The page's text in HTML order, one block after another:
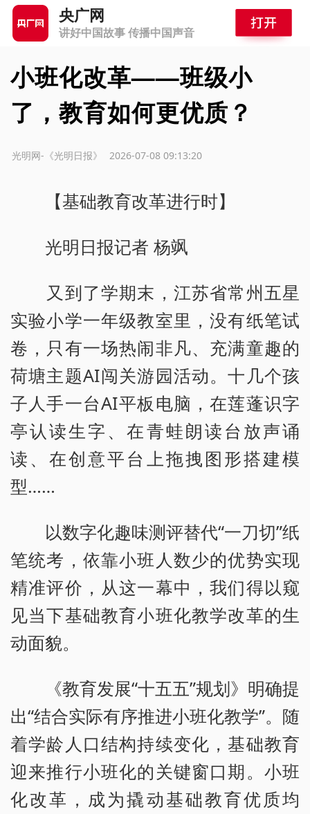
央广网
讲好中国故事 传播中国声音
小班化改革——班级小
了，教育如何更优质？
2026-07-08 09:13:20
光明网-《光明日报》
【基础教育改革进行时】
光明日报记者 杨飒
又到了学期末，江苏省常州五星
实验小学一年级教室里，没有纸笔试
卷，只有一场热闹非凡、充满童趣的
荷塘主题AI闯关游园活动。十几个孩
子人手一台AI平板电脑，在莲蓬识字
亭认读生字、在青蛙朗读台放声诵
读、在创意平台上拖拽图形搭建模
型……
以数字化趣味测评替代“一刀切”纸
笔统考，依靠小班人数少的优势实现
精准评价，从这一幕中，我们得以窥
见当下基础教育小班化教学改革的生
动面貌。
《教育发展“十五五”规划》明确提
出“结合实际有序推进小班化教学”。随
着学龄人口结构持续变化，基础教育
迎来推行小班化的关键窗口期。小班
化改革，成为撬动基础教育优质均